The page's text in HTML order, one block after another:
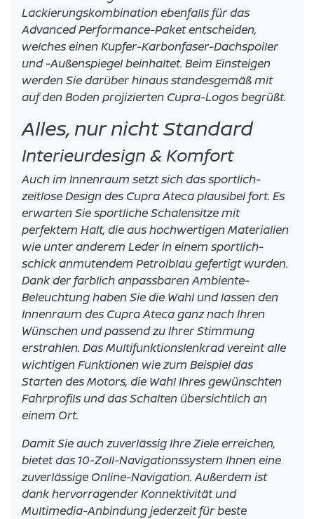
Lackierungskombination ebenfalls für das
Advanced Performance-Paket entscheiden,
welches einen Kupfer-Karbonfaser-Dachspoiler
und -Außenspiegel beinhaltet. Beim Einsteigen
werden Sie darüber hinaus standesgemäß mit
auf den Boden projizierten Cupra-Logos begrüßt.
Alles, nur nicht Standard
Interieurdesign & Komfort
Auch im Innenraum setzt sich das sportlich-
zeitlose Design des Cupra Ateca plausibel fort. Es
erwarten Sie sportliche Schalensitze mit
perfektem Halt, die aus hochwertigen Materialien
wie unter anderem Leder in einem sportlich-
schick anmutendem Petrolblau gefertigt wurden.
Dank der farblich anpassbaren Ambiente-
Beleuchtung haben Sie die Wahl und lassen den
Innenraum des Cupra Ateca ganz nach Ihren
Wünschen und passend zu Ihrer Stimmung
erstrahlen. Das Multifunktionslenkrad vereint alle
wichtigen Funktionen wie zum Beispiel das
Starten des Motors, die Wahl Ihres gewünschten
Fahrprofils und das Schalten übersichtlich an
einem Ort.
Damit Sie auch zuverlässig Ihre Ziele erreichen,
bietet das 10-Zoll-Navigationssystem Ihnen eine
zuverlässige Online-Navigation. Außerdem ist
dank hervorragender Konnektivität und
Multimedia-Anbindung jederzeit für beste